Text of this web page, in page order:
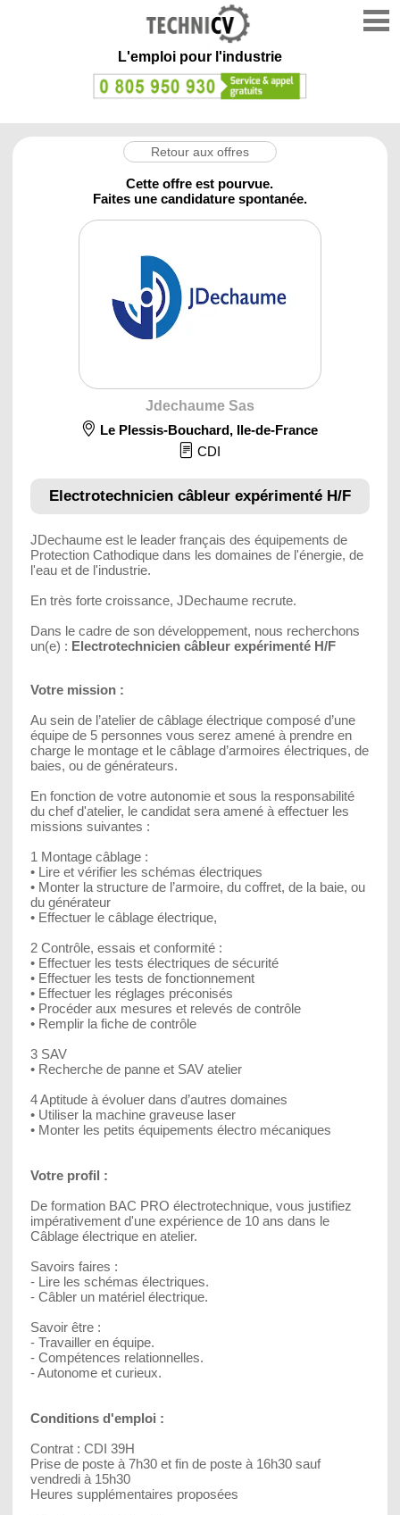
L'emploi pour l'industrie
Retour aux offres
Cette offre est pourvue.
Faites une candidature spontanée.
Jdechaume Sas
Le Plessis-Bouchard, Ile-de-France
CDI
Electrotechnicien câbleur expérimenté H/F
JDechaume est le leader français des équipements de
Protection Cathodique dans les domaines de l'énergie, de
l'eau et de l'industrie.
En très forte croissance, JDechaume recrute.
Dans le cadre de son développement, nous recherchons
un(e) : Electrotechnicien câbleur expérimenté H/F
Votre mission :
Au sein de l’atelier de câblage électrique composé d’une
équipe de 5 personnes vous serez amené à prendre en
charge le montage et le câblage d’armoires électriques, de
baies, ou de générateurs.
En fonction de votre autonomie et sous la responsabilité
du chef d'atelier, le candidat sera amené à effectuer les
missions suivantes :
1 Montage câblage :
• Lire et vérifier les schémas électriques
• Monter la structure de l’armoire, du coffret, de la baie, ou
du générateur
• Effectuer le câblage électrique,
2 Contrôle, essais et conformité :
• Effectuer les tests électriques de sécurité
• Effectuer les tests de fonctionnement
• Effectuer les réglages préconisés
• Procéder aux mesures et relevés de contrôle
• Remplir la fiche de contrôle
3 SAV
• Recherche de panne et SAV atelier
4 Aptitude à évoluer dans d’autres domaines
• Utiliser la machine graveuse laser
• Monter les petits équipements électro mécaniques
Votre profil :
De formation BAC PRO électrotechnique, vous justifiez
impérativement d'une expérience de 10 ans dans le
Câblage électrique en atelier.
Savoirs faires :
- Lire les schémas électriques.
- Câbler un matériel électrique.
Savoir être :
- Travailler en équipe.
- Compétences relationnelles.
- Autonome et curieux.
Conditions d'emploi :
Contrat : CDI 39H
Prise de poste à 7h30 et fin de poste à 16h30 sauf
vendredi à 15h30
Heures supplémentaires proposées